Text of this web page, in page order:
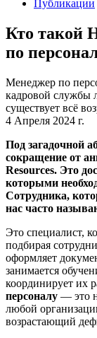
Публикации
Кто такой
по
Менеджер по
кадровой службы
существует всё
4 Апреля 2024 г.
Под загадочной
сокращение от
Resources. Это
которыми
Сотрудника,
нас часто
Это специалист,
подбирая
оформляет
занимается
координирует их
персоналу — это
любой
возрастающий